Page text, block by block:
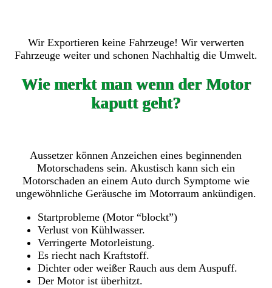
Wir Exportieren keine Fahrzeuge! Wir verwerten
Fahrzeuge weiter und schonen Nachhaltig die Umwelt.
Wie merkt man wenn der Motor
kaputt geht?
Aussetzer können Anzeichen eines beginnenden
Motorschadens sein. Akustisch kann sich ein
Motorschaden an einem Auto durch Symptome wie
ungewöhnliche Geräusche im Motorraum ankündigen.
Startprobleme (Motor “blockt”)
Verlust von Kühlwasser.
Verringerte Motorleistung.
Es riecht nach Kraftstoff.
Dichter oder weißer Rauch aus dem Auspuff.
Der Motor ist überhitzt.